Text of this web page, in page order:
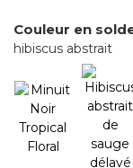
Couleur en
hibiscus abstrait